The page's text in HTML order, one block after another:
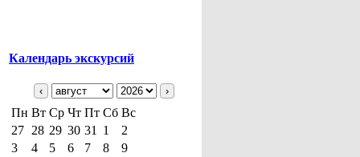
Календарь экскурсий
‹ ›
Пн Вт Ср Чт Пт Сб Вс
27 28 29 30 31 1
2
3
4 5 6 7 8
9